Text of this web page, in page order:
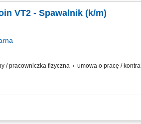
VT2 - Spawalnik (k/m)
/ pracowniczka fizyczna umowa o pracę /
zgodnie z normami jakościowymi,